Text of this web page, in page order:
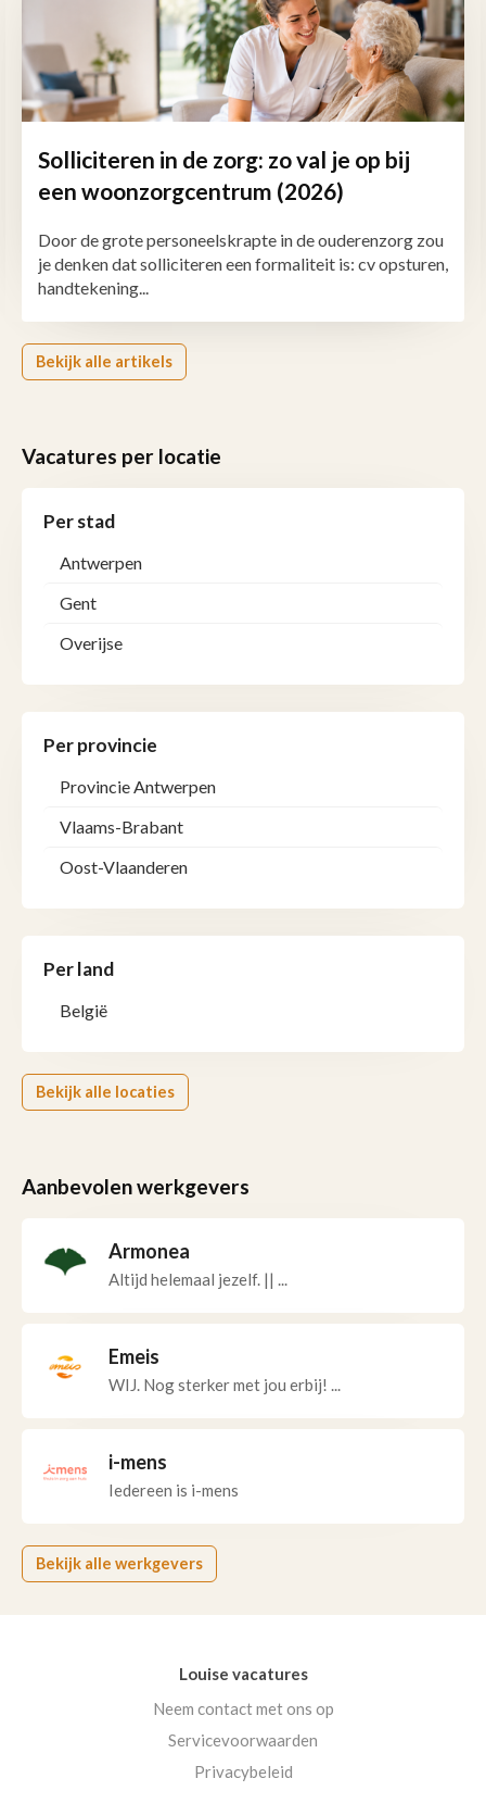
Solliciteren in de zorg: zo val je op bij
een woonzorgcentrum (2026)
Door de grote personeelskrapte in de ouderenzorg zou
je denken dat solliciteren een formaliteit is: cv opsturen,
handtekening...
Bekijk alle artikels
Vacatures per locatie
Per stad
Antwerpen
Gent
Overijse
Per provincie
Provincie Antwerpen
Vlaams-Brabant
Oost-Vlaanderen
Per land
België
Bekijk alle locaties
Aanbevolen werkgevers
Armonea
Altijd helemaal jezelf. || ...
Emeis
WIJ. Nog sterker met jou erbij! ...
i-mens
Iedereen is i-mens
Bekijk alle werkgevers
Louise vacatures
Neem contact met ons op
Servicevoorwaarden
Privacybeleid